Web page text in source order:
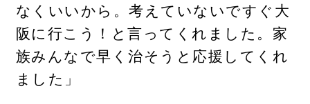
なくいいから。考えていないですぐ大
阪に行こう！と言ってくれました。家
族みんなで早く治そうと応援してくれ
ました」